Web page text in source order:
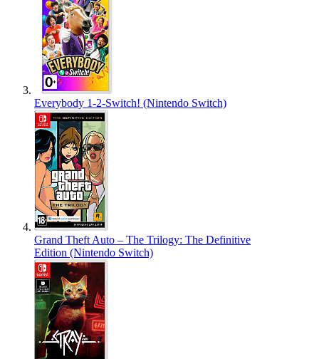
Everybody 1-2-Switch! (Nintendo Switch)
Grand Theft Auto – The Trilogy: The Definitive
Edition (Nintendo Switch)